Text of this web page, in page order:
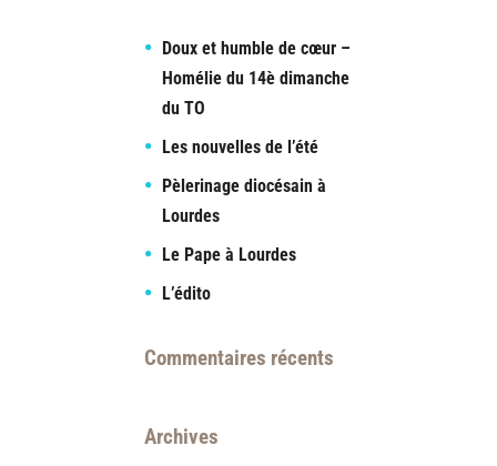
Doux et humble de cœur –
Homélie du 14è dimanche
du TO
Les nouvelles de l’été
Pèlerinage diocésain à
Lourdes
Le Pape à Lourdes
L’édito
Commentaires récents
Archives